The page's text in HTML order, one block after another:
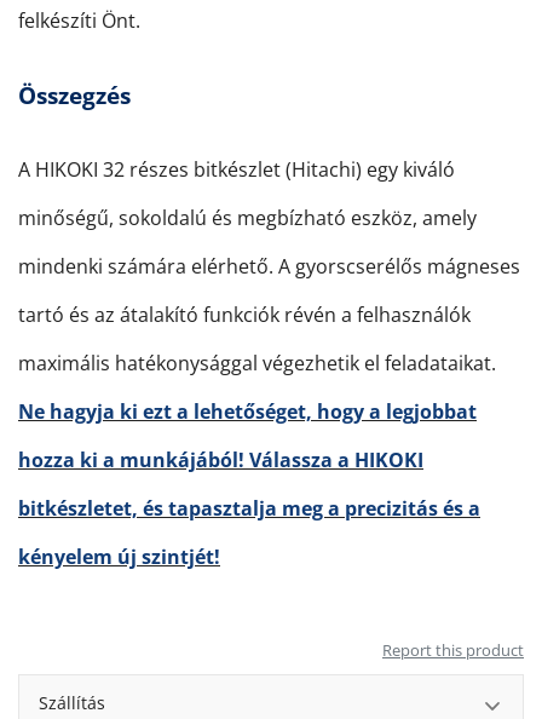
felkészíti Önt.
Összegzés
A HIKOKI 32 részes bitkészlet (Hitachi) egy kiváló
minőségű, sokoldalú és megbízható eszköz, amely
mindenki számára elérhető. A gyorscserélős mágneses
tartó és az átalakító funkciók révén a felhasználók
maximális hatékonysággal végezhetik el feladataikat.
Ne hagyja ki ezt a lehetőséget, hogy a legjobbat
hozza ki a munkájából! Válassza a HIKOKI
bitkészletet, és tapasztalja meg a precizitás és a
kényelem új szintjét!
Report this product
Szállítás